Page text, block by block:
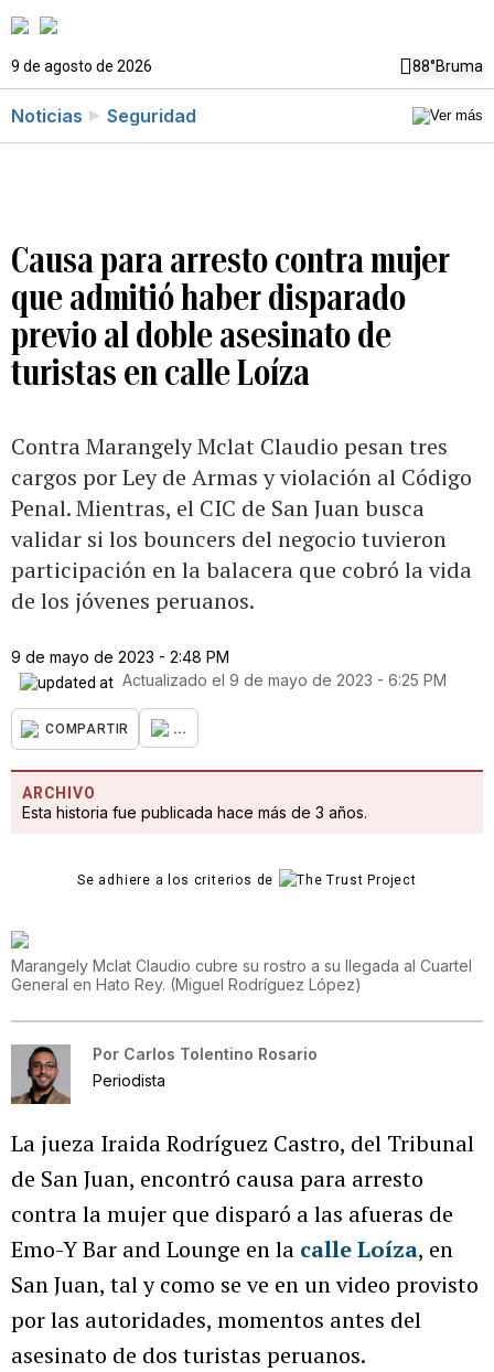
9 de agosto de 2026 88°Bruma
Noticias Seguridad
Causa para arresto contra mujer
que admitió haber disparado
previo al doble asesinato de
turistas en calle Loíza
Contra Marangely Mclat Claudio pesan tres
cargos por Ley de Armas y violación al Código
Penal. Mientras, el CIC de San Juan busca
validar si los bouncers del negocio tuvieron
participación en la balacera que cobró la vida
de los jóvenes peruanos.
9 de mayo de 2023 - 2:48 PM
Actualizado el 9 de mayo de 2023 - 6:25 PM
COMPARTIR ...
ARCHIVO
Esta historia fue publicada hace más de 3 años.
Se adhiere a los criterios de
Marangely Mclat Claudio cubre su rostro a su llegada al Cuartel
General en Hato Rey. (Miguel Rodríguez López)
Por Carlos Tolentino Rosario
Periodista
La jueza Iraida Rodríguez Castro, del Tribunal
de San Juan, encontró causa para arresto
contra la mujer que disparó a las afueras de
Emo-Y Bar and Lounge en la calle Loíza, en
San Juan, tal y como se ve en un video provisto
por las autoridades, momentos antes del
asesinato de dos turistas peruanos.